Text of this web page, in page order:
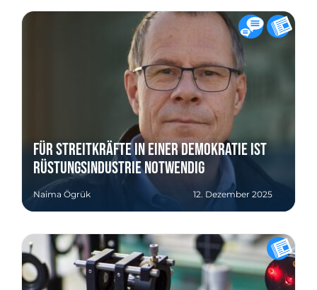
Für Streitkräfte in einer Demokratie ist
Rüstungsindustrie notwendig
Naima Ögrük 12. Dezember 2025